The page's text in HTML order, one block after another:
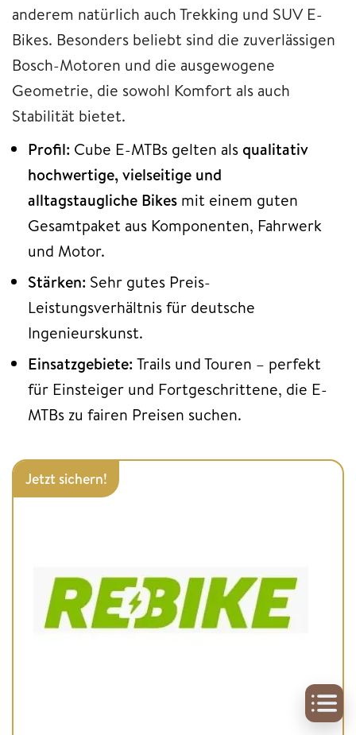
anderem natürlich auch Trekking und SUV E-
Bikes. Besonders beliebt sind die zuverlässigen
Bosch-Motoren und die ausgewogene
Geometrie, die sowohl Komfort als auch
Stabilität bietet.
Profil: Cube E-MTBs gelten als qualitativ
hochwertige, vielseitige und
alltagstaugliche Bikes mit einem guten
Gesamtpaket aus Komponenten, Fahrwerk
und Motor.
Stärken: Sehr gutes Preis-
Leistungsverhältnis für deutsche
Ingenieurskunst.
Einsatzgebiete: Trails und Touren – perfekt
für Einsteiger und Fortgeschrittene, die E-
MTBs zu fairen Preisen suchen.
Jetzt sichern!